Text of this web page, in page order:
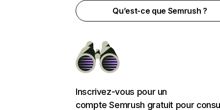
Qu’est-ce que Semrush ?
Inscrivez-vous pour un
compte Semrush gratuit pour